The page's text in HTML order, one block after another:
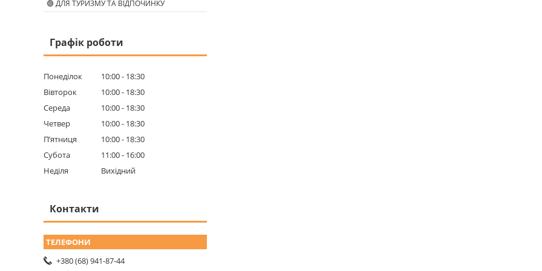
🟢 ДЛЯ ТУРИЗМУ ТА ВІДПОЧИНКУ
Графік роботи
Понеділок 10:00
18:30
Вівторок
10:00
18:30
Середа
10:00
18:30
Четвер
10:00
18:30
Пʼятниця
10:00
18:30
Субота
11:00
16:00
Неділя
Вихідний
Контакти
+380 (68) 941-87-44